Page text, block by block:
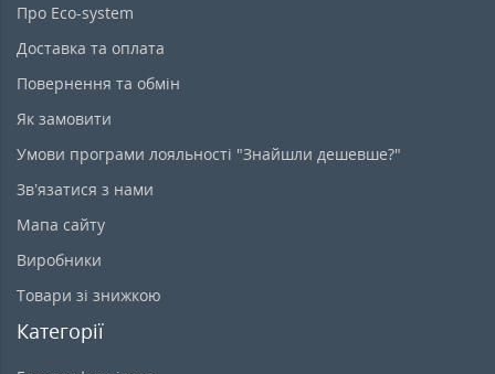
Про Eco-system
Доставка та оплата
Повернення та обмін
Як замовити
Умови програми лояльності "Знайшли дешевше?"
Зв’язатися з нами
Мапа сайту
Виробники
Товари зі знижкою
Категорії